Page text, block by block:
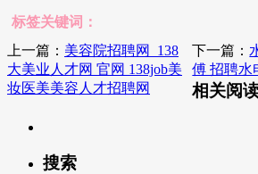
标签关键词：
上一篇： 美容院招聘网_138
大美业人才网 官网 138job美
妆医美美容人才招聘网
下一篇：
傅 招聘水
相关阅
搜索